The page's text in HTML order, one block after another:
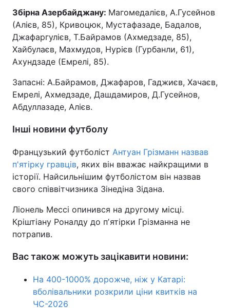
Збірна Азербайджану: Магомедалієв, А.Гусейнов
(Алієв, 85), Кривоцюк, Мустафазаде, Бадалов,
Джафаргулієв, Т.Байрамов (Ахмедзаде, 85),
Хайбулаєв, Махмудов, Нурієв (Гурбанли, 61),
Ахундзаде (Емрелі, 85).
Запасні: А.Байрамов, Джафаров, Гаджиєв, Хачаєв,
Емрелі, Ахмедзаде, Дашдамиров, Д.Гусейнов,
Абдуллазаде, Алієв.
Інші новини футболу
Французький футболіст Антуан Грізманн назвав
п'ятірку гравців, яких він вважає найкращими в
історії. Найсильнішим футболістом він назвав
свого співвітчизника Зінедіна Зідана.
Ліонель Мессі опинився на другому місці.
Кріштіану Роналду до пʼятірки Грізманна не
потрапив.
Вас також можуть зацікавити новини:
На 400-1000% дорожче, ніж у Катарі:
вболівальники розкрили ціни квитків на
ЧС-2026